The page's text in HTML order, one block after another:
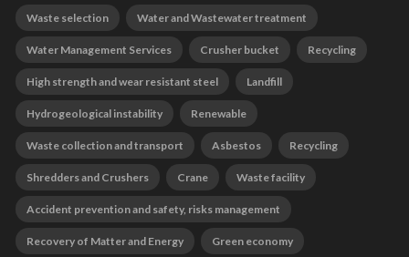
Waste selection Water and Wastewater treatment
Water Management Services Crusher bucket Recycling
High strength and wear resistant steel Landfill
Hydrogeological instability Renewable
Waste collection and transport Asbestos Recycling
Shredders and Crushers Crane Waste facility
Accident prevention and safety, risks management
Recovery of Matter and Energy Green economy